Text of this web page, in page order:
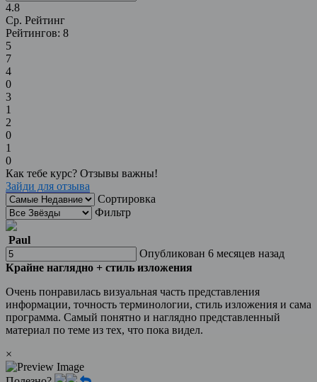
4.8
Ср. Рейтинг
Рейтингов: 8
5
7
4
0
3
1
2
0
1
0
Как тебе курс? Отзывы важны!
Зайди для отзыва
Сортировка
Фильтр
Paul
Опубликован 6 месяцев назад
Крайне наглядно + стиль изложения
Очень понравилась визуальная часть представления
информации, точность терминологии, стиль изложения и сама
программа. Самый понятно и наглядно представленный
материал по теме из тех, что пока видел.
×